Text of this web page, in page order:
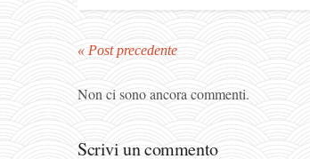
« Post precedente
Non ci sono ancora commenti.
Scrivi un commento